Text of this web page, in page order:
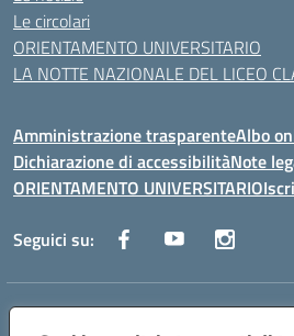
Le circolari
ORIENTAMENTO UNIVERSITARIO
LA NOTTE NAZIONALE DEL LICEO
Amministrazione trasparenteAlbo
Dichiarazione di accessibilitàNote
ORIENTAMENTO UNIVERSITARIO
Seguici su:
Indirizzo: